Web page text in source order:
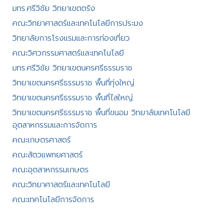
มทร.ศรีวิชัย วิทยาเขตตรัง
คณะวิทยาศาสตร์และเทคโนโลยีการประมง
วิทยาลัยการโรงแรมและการท่องเที่ยว
คณะวิศวกรรมศาสตร์และเทคโนโลยี
มทร.ศรีวิชัย วิทยาเขตนครศรีธรรมราช
วิทยาเขตนครศรีธรรมราช พื้นที่ทุ่งใหญ่
วิทยาเขตนครศรีธรรมราช พื้นที่ไสใหญ่
วิทยาเขตนครศรีธรรมราช พื้นที่ขนอม วิทยาลัยเทคโนโลยี
อุตสาหกรรมและการจัดการ
คณะเกษตรศาสตร์
คณะสัตวแพทยศาสตร์
คณะอุตสาหกรรมเกษตร
คณะวิทยาศาสตร์และเทคโนโลยี
คณะเทคโนโลยีการจัดการ